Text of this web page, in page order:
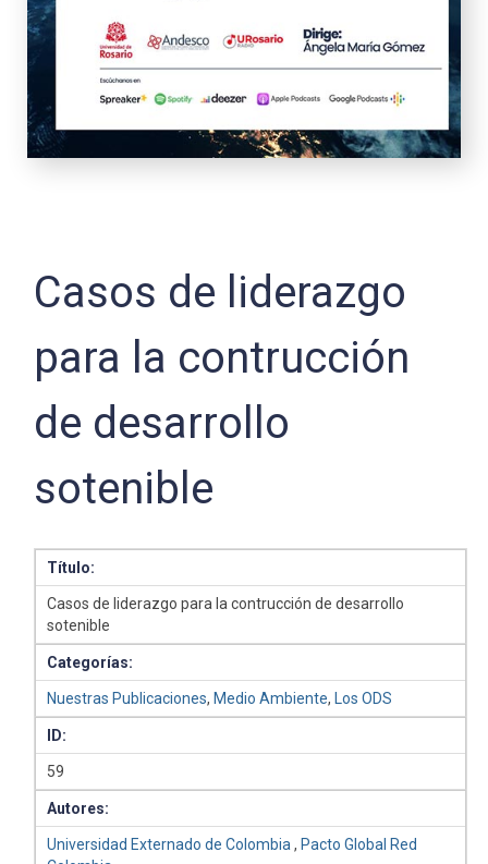
Casos de liderazgo
para la contrucción
de desarrollo
sotenible
Título:
Casos de liderazgo para la contrucción de desarrollo
sotenible
Categorías:
Nuestras Publicaciones, Medio Ambiente, Los ODS
ID:
59
Autores:
Universidad Externado de Colombia , Pacto Global Red